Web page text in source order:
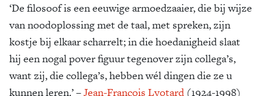
‘De filosoof is een eeuwige armoedzaaier, die bij wijze
van noodoplossing met de taal, met spreken, zijn
kostje bij elkaar scharrelt; in die hoedanigheid slaat
hij een nogal pover figuur tegenover zijn collega’s,
want zij, die collega’s, hebben wél dingen die ze u
kunnen leren.’ –Jean-François Lyotard (1924-1998)